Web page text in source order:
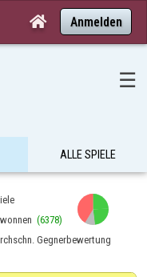
 Anmelden
☰
ALLE SPIELE
(6378)
Gegnerbewertung